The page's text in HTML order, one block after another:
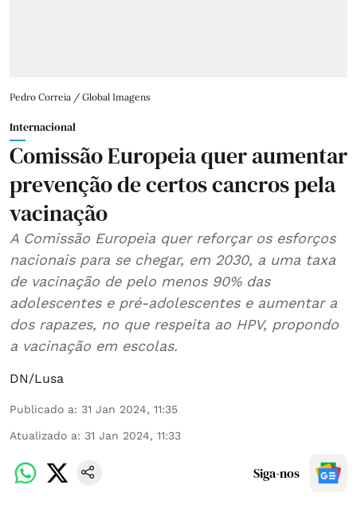
Pedro Correia / Global Imagens
Internacional
Comissão Europeia quer aumentar
prevenção de certos cancros pela
vacinação
A Comissão Europeia quer reforçar os esforços
nacionais para se chegar, em 2030, a uma taxa
de vacinação de pelo menos 90% das
adolescentes e pré-adolescentes e aumentar a
dos rapazes, no que respeita ao HPV, propondo
a vacinação em escolas.
DN/Lusa
Publicado a: 31 Jan 2024, 11:35
Atualizado a: 31 Jan 2024, 11:33
Siga-nos